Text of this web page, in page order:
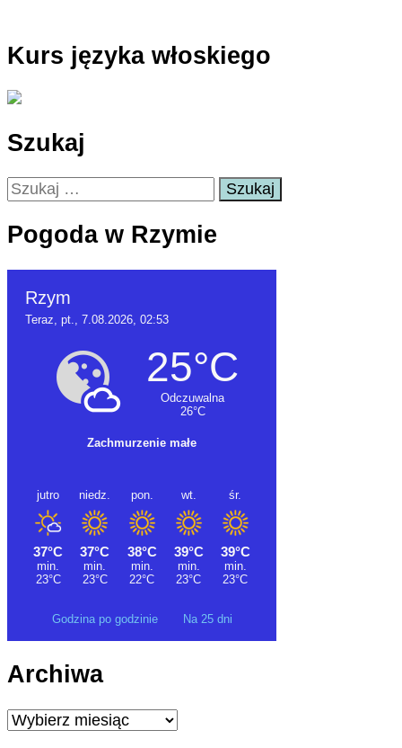
Kurs języka włoskiego
Szukaj
Szukaj:
Pogoda w Rzymie
Godzina po godzinie Na 25 dni
Archiwa
Archiwa